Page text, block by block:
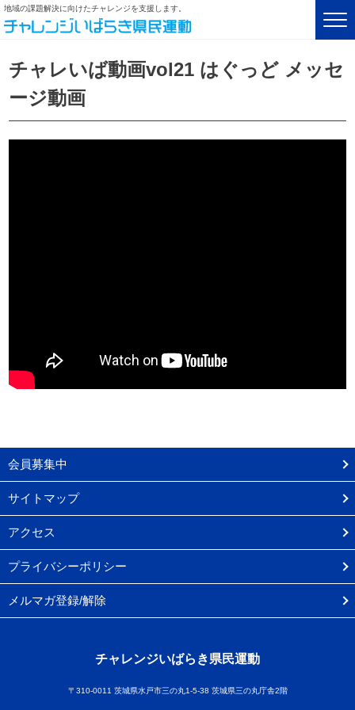
地域の課題解決に向けたチャレンジを支援します。
チャレいば動画vol21 はぐっど メッセ
ージ動画
会員募集中
サイトマップ
アクセス
プライバシーポリシー
メルマガ登録/解除
チャレンジいばらき県民運動
〒310-0011 茨城県水戸市三の丸1-5-38 茨城県三の丸庁舎2階